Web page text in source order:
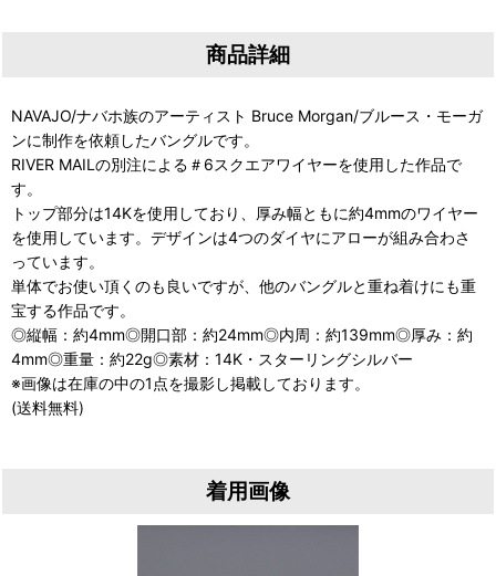
商品詳細
NAVAJO/ナバホ族のアーティスト Bruce Morgan/ブルース・モーガ
ンに制作を依頼したバングルです。
RIVER MAILの別注による＃6スクエアワイヤーを使用した作品で
す。
トップ部分は14Kを使用しており、厚み幅ともに約4mmのワイヤー
を使用しています。デザインは4つのダイヤにアローが組み合わさ
っています。
単体でお使い頂くのも良いですが、他のバングルと重ね着けにも重
宝する作品です。
◎縦幅：約4mm◎開口部：約24mm◎内周：約139mm◎厚み：約
4mm◎重量：約22g◎素材：14K・スターリングシルバー
※画像は在庫の中の1点を撮影し掲載しております。
(送料無料)
着用画像